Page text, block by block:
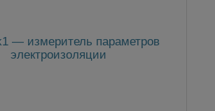
— измеритель параметров
электроизоляции